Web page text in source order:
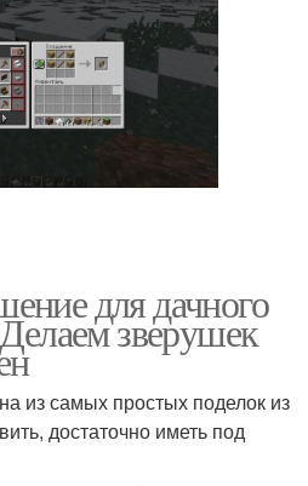
для дачного
зверушек
из самых простых поделок из
достаточно иметь под